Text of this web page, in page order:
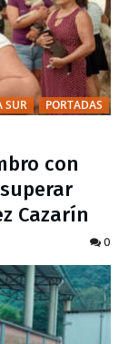
SUR PORTADAS
con
Cazarín
0